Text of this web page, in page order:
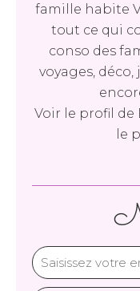
famille habite
tout ce qui
conso des
voyages,
Voir le profil de
le